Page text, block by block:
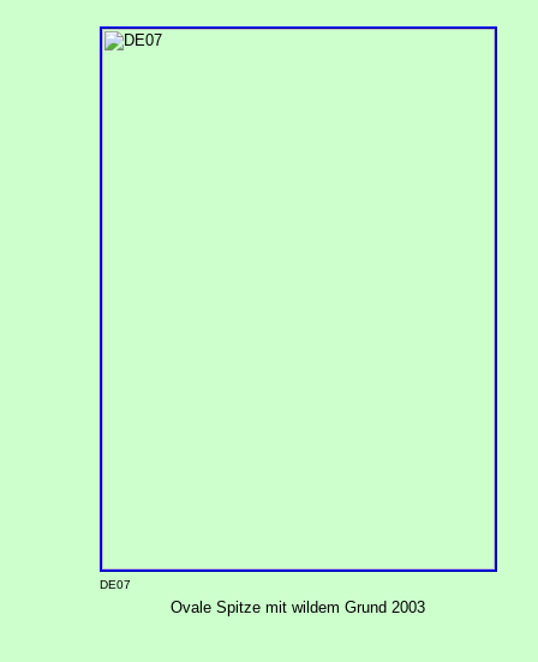
DE07
Ovale Spitze mit wildem Grund 2003